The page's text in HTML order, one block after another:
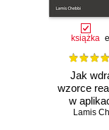
książka
Jak
wzorce
w
Lamis